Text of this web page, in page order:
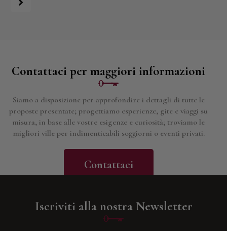
Contattaci per maggiori informazioni
Siamo a disposizione per approfondire i dettagli di tutte le
proposte presentate; progettiamo esperienze, gite e viaggi su
misura, in base alle vostre esigenze e curiosità; troviamo le
migliori ville per indimenticabili soggiorni o eventi privati.
Contattaci
Iscriviti alla nostra Newsletter